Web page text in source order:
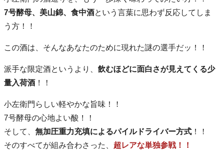
7号酵母、美山錦、食中酒という言葉に思わず反応してしま
う方！！
この酒は、そんなあなたのために現れた謎の選手だッ！！
派手な限定酒というより、 飲むほどに面白さが見えてくる少
量入荷酒 ！！
小左衛門らしい軽やかな旨味！！
7号酵母の心地よい酸！！
そして、 無加圧重力充填によるパイルドライバー方式 ！！
そのすべてが組み合わさった、 超レアな単独参戦！！